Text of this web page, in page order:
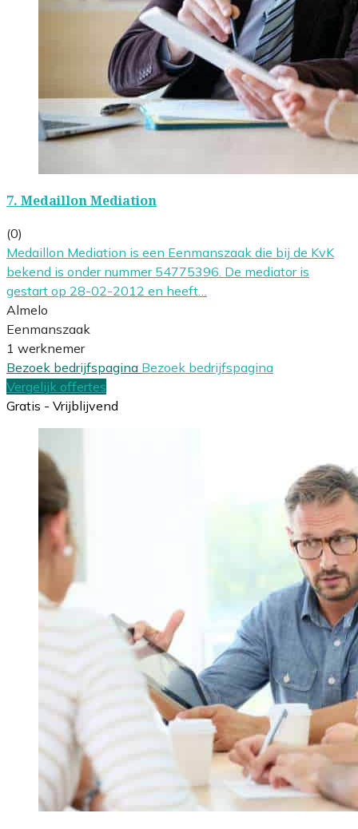
7. Medaillon Mediation
(0)
Medaillon Mediation is een Eenmanszaak die bij de KvK
bekend is onder nummer 54775396. De mediator is
gestart op 28-02-2012 en heeft…
Almelo
Eenmanszaak
1 werknemer
Bezoek bedrijfspagina Bezoek bedrijfspagina
Vergelijk offertes
Gratis - Vrijblijvend